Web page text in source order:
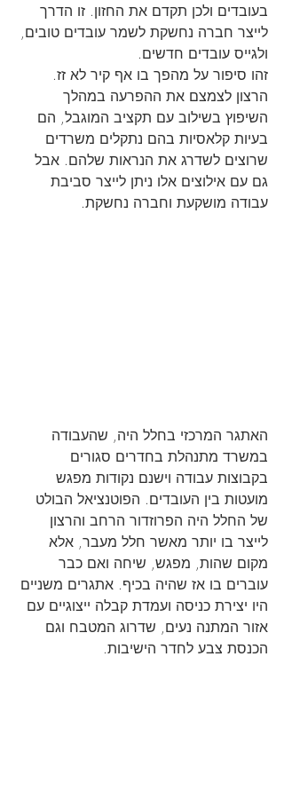
בעובדים ולכן תקדם את החזון. זו הדרך
לייצר חברה נחשקת לשמר עובדים טובים,
ולגייס עובדים חדשים.
זהו סיפור על מהפך בו אף קיר לא זז.
הרצון לצמצם את ההפרעה במהלך
השיפוץ בשילוב עם תקציב המוגבל, הם
בעיות קלאסיות בהם נתקלים משרדים
שרוצים לשדרג את הנראות שלהם. אבל
גם עם אילוצים אלו ניתן לייצר סביבת
עבודה מושקעת וחברה נחשקת.
האתגר המרכזי בחלל היה, שהעבודה
במשרד מתנהלת בחדרים סגורים
בקבוצות עבודה וישנם נקודות מפגש
מועטות בין העובדים. הפוטנציאל הבולט
של החלל היה הפרוזדור הרחב והרצון
לייצר בו יותר מאשר חלל מעבר, אלא
מקום שהות, מפגש, שיחה ואם כבר
עוברים בו אז שהיה בכיף. אתגרים משניים
היו יצירת כניסה ועמדת קבלה ייצוגיים עם
אזור המתנה נעים, שדרוג המטבח וגם
הכנסת צבע לחדר הישיבות.